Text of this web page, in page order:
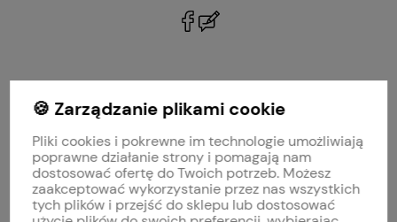
MOJE KONTO
PŁATNOŚCI I DOSTAWA
INFORMACJE
🍪 Zarządzanie plikami cookie
Pliki cookies i pokrewne im technologie umożliwiają
poprawne działanie strony i pomagają nam
dostosować ofertę do Twoich potrzeb. Możesz
zaakceptować wykorzystanie przez nas wszystkich
tych plików i przejść do sklepu lub dostosować